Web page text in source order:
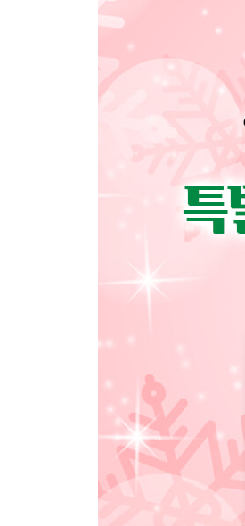
What a Wonderful
A Legendary Christmas
Big Band Holidays II
Ultimate Christmas
Chapter 4 선물 포장 코
최고의 크리스마스 칵테
크리스마스 시즌을 위
간단하게 만드는 칵테일
감사의 말씀